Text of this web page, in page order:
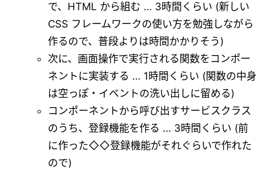
で、HTML から組む … 3時間くらい (新しい
CSS フレームワークの使い方を勉強しながら
作るので、普段よりは時間かかりそう)
次に、画面操作で実行される関数をコンポー
ネントに実装する … 1時間くらい (関数の中身
は空っぽ・イベントの洗い出しに留める)
コンポーネントから呼び出すサービスクラス
のうち、登録機能を作る … 3時間くらい (前
に作った◇◇登録機能がそれぐらいで作れた
ので)